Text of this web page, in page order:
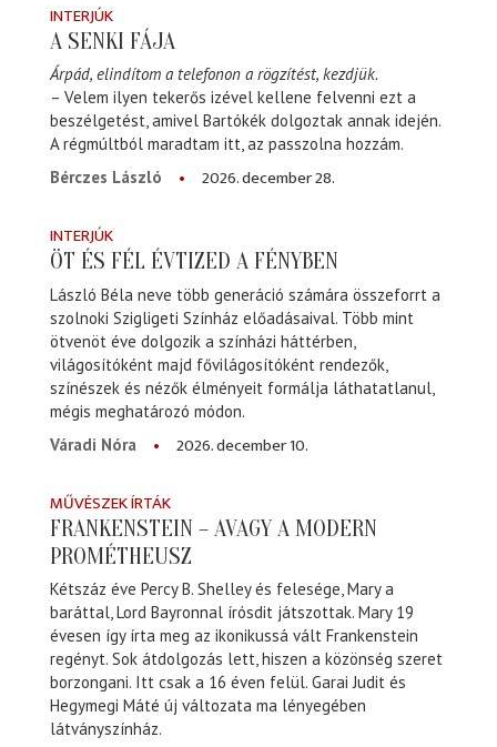
INTERJÚK
A SENKI FÁJA
Árpád, elindítom a telefonon a rögzítést, kezdjük.
– Velem ilyen tekerős izével kellene felvenni ezt a
beszélgetést, amivel Bartókék dolgoztak annak idején.
A régmúltból maradtam itt, az passzolna hozzám.
Bérczes László
2026. december 28.
INTERJÚK
ÖT ÉS FÉL ÉVTIZED A FÉNYBEN
László Béla neve több generáció számára összeforrt a
szolnoki Szigligeti Színház előadásaival. Több mint
ötvenöt éve dolgozik a színházi háttérben,
világosítóként majd fővilágosítóként rendezők,
színészek és nézők élményeit formálja láthatatlanul,
mégis meghatározó módon.
Váradi Nóra
2026. december 10.
MŰVÉSZEK ÍRTÁK
FRANKENSTEIN – AVAGY A MODERN
PROMÉTHEUSZ
Kétszáz éve Percy B. Shelley és felesége, Mary a
baráttal, Lord Bayronnal írósdit játszottak. Mary 19
évesen így írta meg az ikonikussá vált Frankenstein
regényt. Sok átdolgozás lett, hiszen a közönség szeret
borzongani. Itt csak a 16 éven felül. Garai Judit és
Hegymegi Máté új változata ma lényegében
látványszínház.